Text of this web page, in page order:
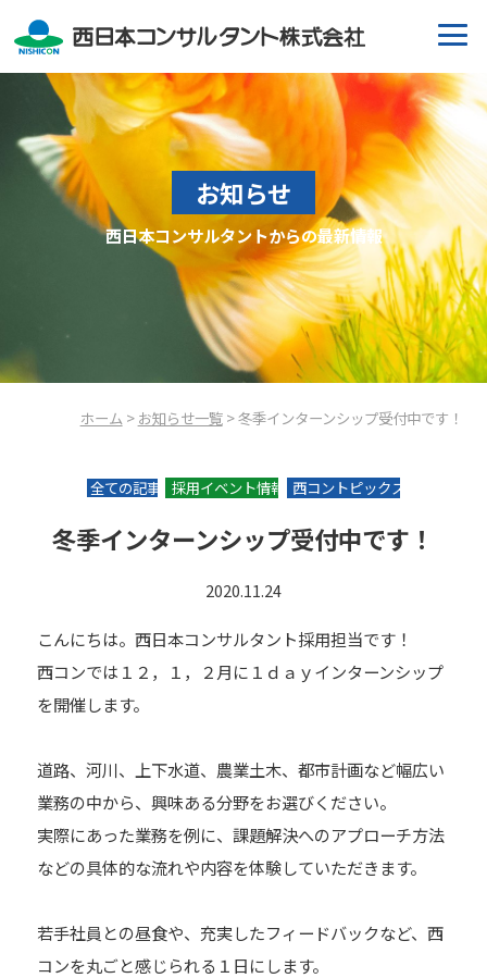
お知らせ
西日本コンサルタントからの最新情報
ホーム> お知らせ一覧> 冬季インターンシップ受付中です！
全ての記事 採用イベント情報 西コントピックス
冬季インターンシップ受付中です！
2020.11.24
こんにちは。西日本コンサルタント採用担当です！
西コンでは１２，１，２月に１ｄａｙインターンシップ
を開催します。
道路、河川、上下水道、農業土木、都市計画など幅広い
業務の中から、興味ある分野をお選びください。
実際にあった業務を例に、課題解決へのアプローチ方法
などの具体的な流れや内容を体験していただきます。
若手社員との昼食や、充実したフィードバックなど、西
コンを丸ごと感じられる１日にします。